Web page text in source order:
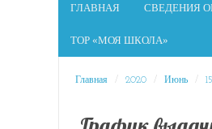
ГЛАВНАЯ СВЕДЕНИЯ
ТОР «МОЯ ШКОЛА»
Главная / 2020 / Июнь / 15